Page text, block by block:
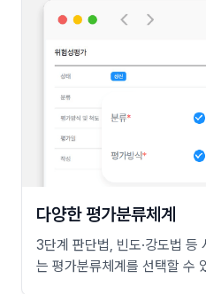
다양한 평가분류체계
3단계 판단법, 빈도·강도법 등
는 평가분류체계를 선택할 수